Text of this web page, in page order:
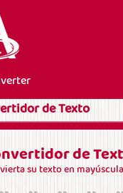
de Texto
de
su texto en